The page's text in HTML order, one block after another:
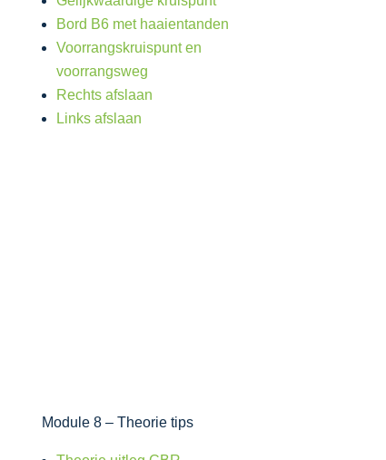
Bord B6 met haaientanden
Voorrangskruispunt en
voorrangsweg
Rechts afslaan
Links afslaan
Module 8 – Theorie tips